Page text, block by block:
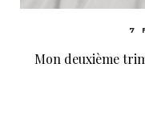
7
Mon deuxième